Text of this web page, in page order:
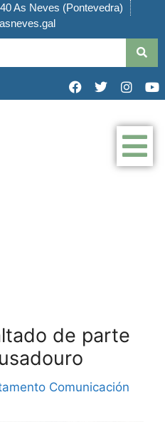
As Neves (Pontevedra)
de parte
Comunicación